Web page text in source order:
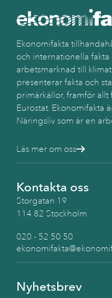
Ekonomifakta
och internationella
arbetsmarknad till
presenterar fakta och
primärkällor, framför allt
Eurostat. Ekonomifakta
Näringsliv som är en
Läs mer om oss
Kontakta oss
Storgatan 19
114 82 Stockholm
020 - 52 50 50
Nyhetsbrev